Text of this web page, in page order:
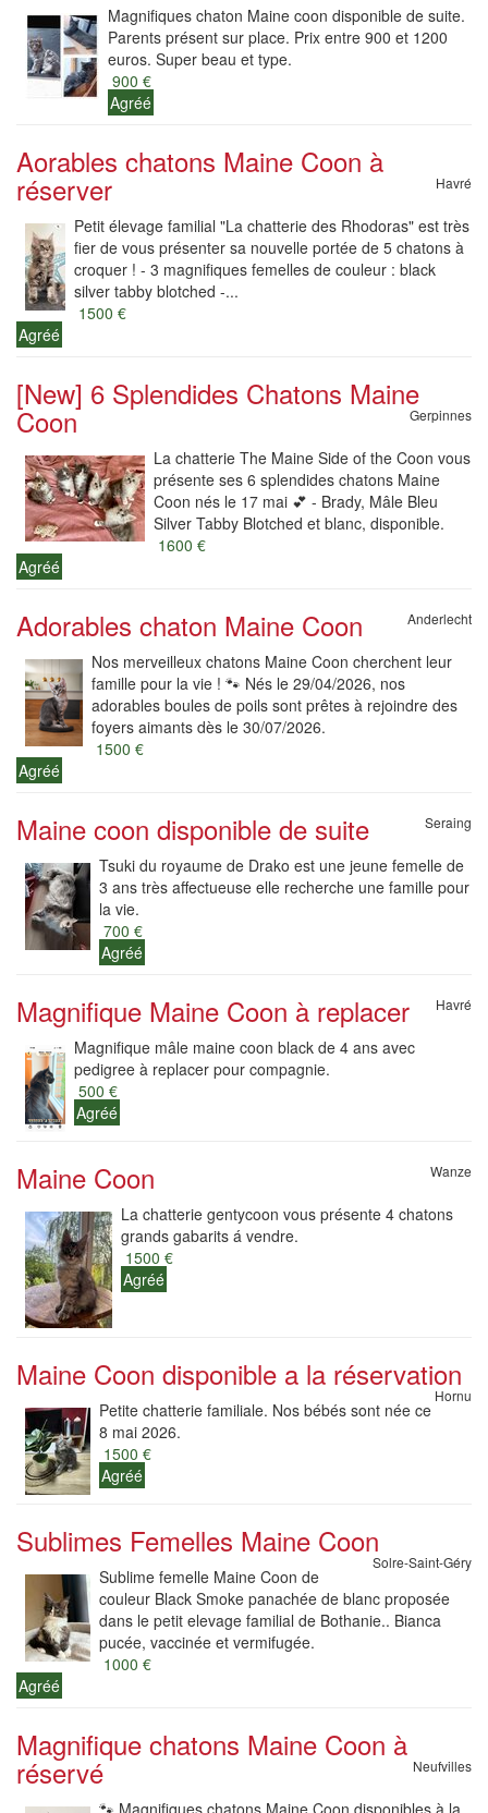
Magnifiques chaton Maine coon disponible de suite.
Parents présent sur place. Prix entre 900 et 1200
euros. Super beau et type.
900 €
Agréé
Aorables chatons Maine Coon à
réserver Havré
Petit élevage familial "La chatterie des Rhodoras" est très
fier de vous présenter sa nouvelle portée de 5 chatons à
croquer ! - 3 magnifiques femelles de couleur : black
silver tabby blotched -...
1500 €
Agréé
[New] 6 Splendides Chatons Maine
Coon Gerpinnes
La chatterie The Maine Side of the Coon vous
présente ses 6 splendides chatons Maine
Coon nés le 17 mai 💕 - Brady, Mâle Bleu
Silver Tabby Blotched et blanc, disponible.
1600 €
Agréé
Adorables chaton Maine Coon Anderlecht
Nos merveilleux chatons Maine Coon cherchent leur
famille pour la vie ! 🐾 Nés le 29/04/2026, nos
adorables boules de poils sont prêtes à rejoindre des
foyers aimants dès le 30/07/2026.
1500 €
Agréé
Maine coon disponible de suite Seraing
Tsuki du royaume de Drako est une jeune femelle de
3 ans très affectueuse elle recherche une famille pour
la vie.
700 €
Agréé
Magnifique Maine Coon à replacer Havré
Magnifique mâle maine coon black de 4 ans avec
pedigree à replacer pour compagnie.
500 €
Agréé
Maine Coon Wanze
La chatterie gentycoon vous présente 4 chatons
grands gabarits á vendre.
1500 €
Agréé
Maine Coon disponible a la réservation
Hornu
Petite chatterie familiale. Nos bébés sont née ce
8 mai 2026.
1500 €
Agréé
Sublimes Femelles Maine Coon
Solre-Saint-Géry
Sublime femelle Maine Coon de
couleur Black Smoke panachée de blanc proposée
dans le petit elevage familial de Bothanie.. Bianca
pucée, vaccinée et vermifugée.
1000 €
Agréé
Magnifique chatons Maine Coon à
réservé Neufvilles
🐾 Magnifiques chatons Maine Coon disponibles à la